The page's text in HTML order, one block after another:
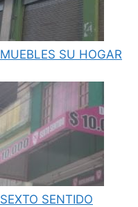
MUEBLES SU HOGAR
SEXTO SENTIDO